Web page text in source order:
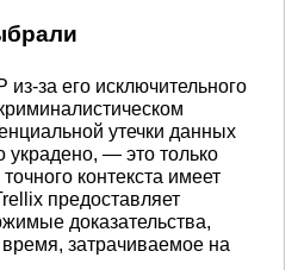
за его исключительного
утечки данных
украдено, — это только
контекста имеет
предоставляет
доказательства,
затрачиваемое на